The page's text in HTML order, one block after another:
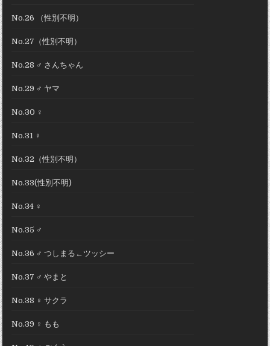
No.26 （性別不明）
No.27（性別不明）
No.28 ♂ さんちゃん
No.29 ♂ ヤマ
No.30 ♀
No.31 ♀
No.32（性別不明）
No.33(性別不明)
No.34 ♀
No.35 ♂
No.36 ♂ つしまる←ツッシー
No.37 ♂ やまと
No.38 ♀ サクラ
No.39 ♀ もも